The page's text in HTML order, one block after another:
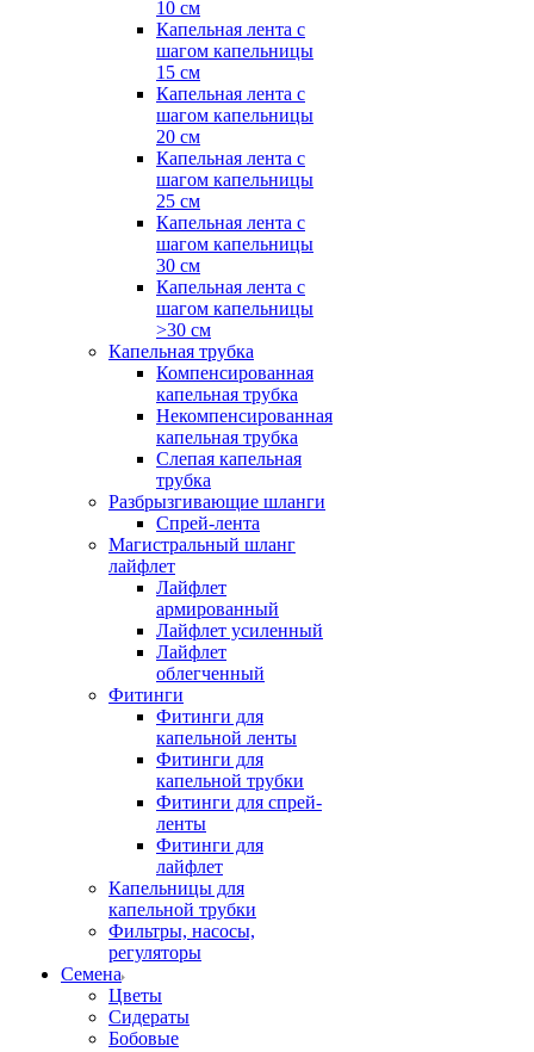
10 см
Капельная лента с
шагом капельницы
15 см
Капельная лента с
шагом капельницы
20 см
Капельная лента с
шагом капельницы
25 см
Капельная лента с
шагом капельницы
30 см
Капельная лента с
шагом капельницы
>30 см
Капельная трубка
Компенсированная
капельная трубка
Некомпенсированная
капельная трубка
Слепая капельная
трубка
Разбрызгивающие шланги
Спрей-лента
Магистральный шланг
лайфлет
Лайфлет
армированный
Лайфлет усиленный
Лайфлет
облегченный
Фитинги
Фитинги для
капельной ленты
Фитинги для
капельной трубки
Фитинги для спрей-
ленты
Фитинги для
лайфлет
Капельницы для
капельной трубки
Фильтры, насосы,
регуляторы
Семена
Цветы
Сидераты
Бобовые